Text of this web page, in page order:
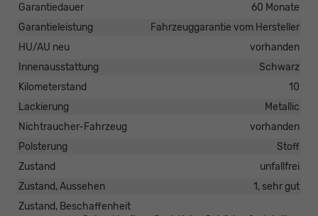
Garantiedauer
60 Monate
Garantieleistung
Fahrzeuggarantie vom Hersteller
HU/AU neu
vorhanden
Innenausstattung
Schwarz
Kilometerstand
10
Lackierung
Metallic
Nichtraucher-Fahrzeug
vorhanden
Polsterung
Stoff
Zustand
unfallfrei
Zustand, Aussehen
1, sehr gut
Zustand, Beschaffenheit